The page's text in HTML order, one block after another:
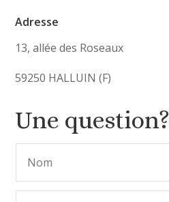
Adresse
13, allée des Roseaux
59250 HALLUIN (F)
Une question?